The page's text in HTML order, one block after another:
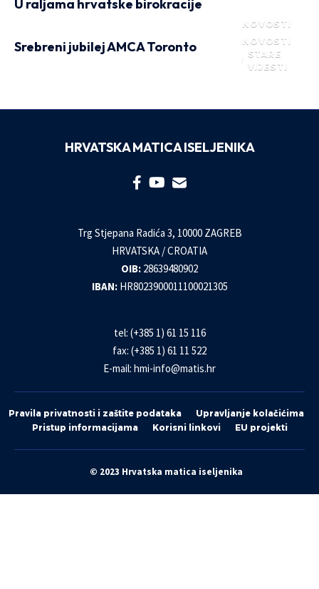
NOVOSTI
U raljama hrvatske birokracije
NOVOSTI
STARE
VIJESTI
Srebreni jubilej AMCA Toronto
HRVATSKA MATICA ISELJENIKA
Trg Stjepana Radića 3, 10000 ZAGREB
HRVATSKA / CROATIA
OIB: 28639480902
IBAN: HR8023900011100021305
tel: (+385 1) 61 15 116
fax: (+385 1) 61 11 522
E-mail: hmi-info@matis.hr
Pravila privatnosti i zaštite podataka
Upravljanje kolačićima
Pristup informacijama
Korisni linkovi EU projekti
© 2023 Hrvatska matica iseljenika